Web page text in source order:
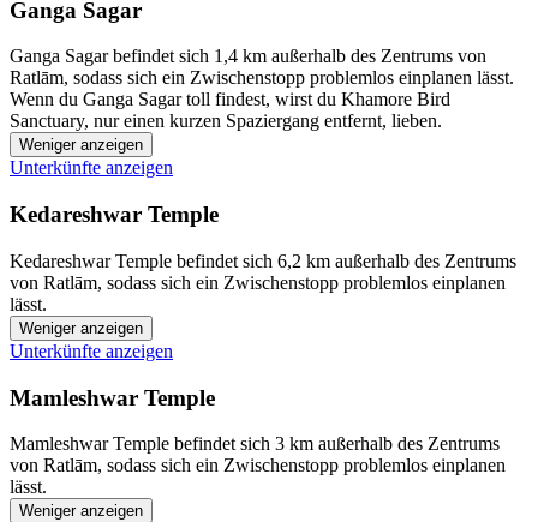
Ganga Sagar
Ganga Sagar befindet sich 1,4 km außerhalb des Zentrums von
Ratlām, sodass sich ein Zwischenstopp problemlos einplanen lässt.
Wenn du Ganga Sagar toll findest, wirst du Khamore Bird
Sanctuary, nur einen kurzen Spaziergang entfernt, lieben.
Weniger anzeigen
Unterkünfte anzeigen
Kedareshwar Temple
Kedareshwar Temple befindet sich 6,2 km außerhalb des Zentrums
von Ratlām, sodass sich ein Zwischenstopp problemlos einplanen
lässt.
Weniger anzeigen
Unterkünfte anzeigen
Mamleshwar Temple
Mamleshwar Temple befindet sich 3 km außerhalb des Zentrums
von Ratlām, sodass sich ein Zwischenstopp problemlos einplanen
lässt.
Weniger anzeigen